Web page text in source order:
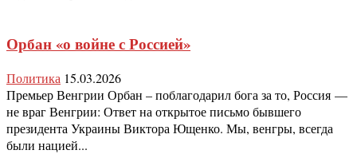
Орбан «о войне с Россией»
Политика 15.03.2026
Премьер Венгрии Орбан – поблагодарил бога за то, Россия —
не враг Венгрии: Ответ на открытое письмо бывшего
президента Украины Виктора Ющенко. Мы, венгры, всегда
были нацией...